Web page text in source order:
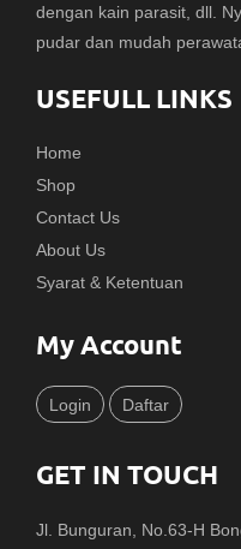
dengan kain parasit, dll.
pudar dan mudah
USEFULL LINKS
Home
Shop
Contact Us
About Us
Syarat & Ketentuan
My Account
Login Daftar
GET IN TOUCH
Jl. Bunguran, No.63-H